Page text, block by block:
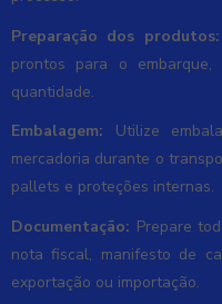
Preparação dos produtos:
prontos para o
quantidade.
Embalagem: Utilize
mercadoria durante o
pallets e proteções internas.
Documentação: Prepare
nota fiscal, manifesto de
exportação ou importação.